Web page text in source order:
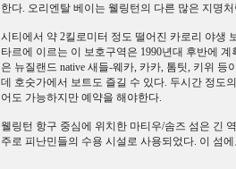
한다. 오리엔탈 베이는 웰링턴의 다른 많은 지명
시티에서 약 2킬로미터 정도 떨어진 카로리 야생
타르에 이르는 이 보호구역은 1990년대 후반에
은 뉴질랜드 native 새들-웨카, 카카, 톰팃, 키위 등
데 호숫가에서 보트도 즐길 수 있다. 두시간 정도
어도 가능하지만 예약을 해야한다.
웰링턴 항구 중심에 위치한 마티우/솜즈 섬은 긴
주로 피난민들의 수용 시설로 사용되었다. 이 섬